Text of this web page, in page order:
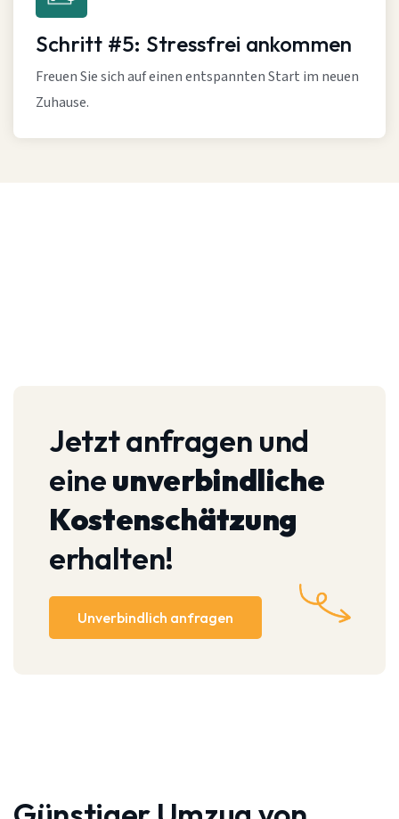
Schritt #5: Stressfrei ankommen
Freuen Sie sich auf einen entspannten Start im neuen
Zuhause.
Jetzt anfragen und
eineunverbindliche
Kostenschätzung
erhalten!
Unverbindlich anfragen